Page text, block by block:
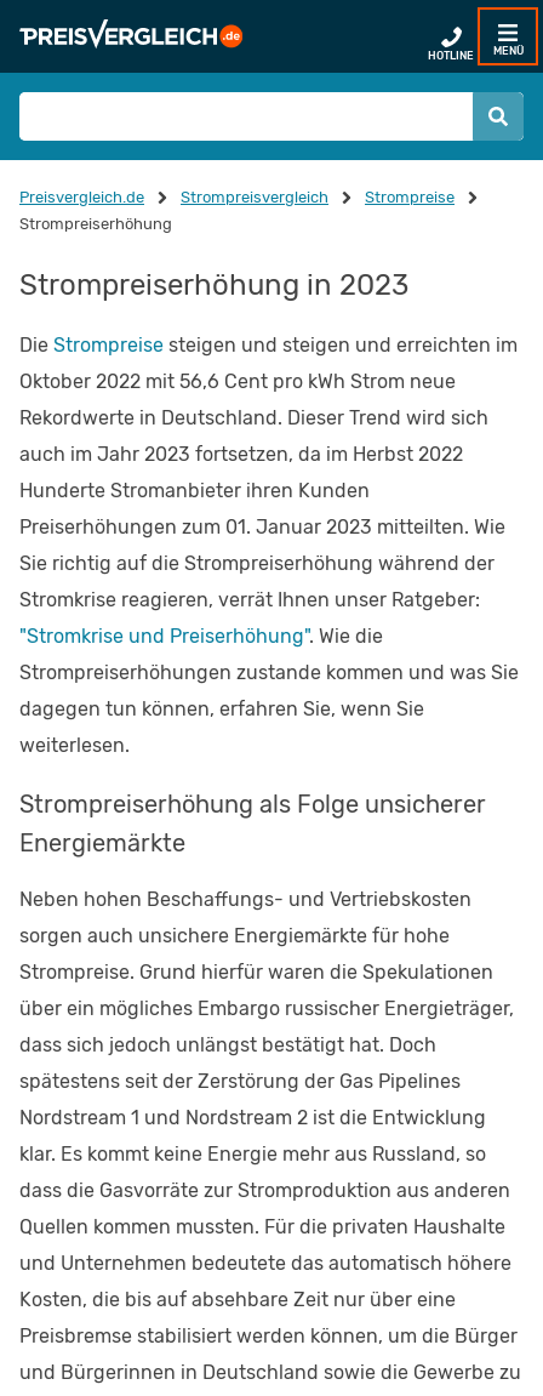
HOTLINE MENÜ
Preisvergleich.de Strompreisvergleich
Strompreise
Strompreiserhöhung
Strompreiserhöhung in 2023
Die Strompreise steigen und steigen und erreichten im
Oktober 2022 mit 56,6 Cent pro kWh Strom neue
Rekordwerte in Deutschland. Dieser Trend wird sich
auch im Jahr 2023 fortsetzen, da im Herbst 2022
Hunderte Stromanbieter ihren Kunden
Preiserhöhungen zum 01. Januar 2023 mitteilten. Wie
Sie richtig auf die Strompreiserhöhung während der
Stromkrise reagieren, verrät Ihnen unser Ratgeber:
"Stromkrise und Preiserhöhung". Wie die
Strompreiserhöhungen zustande kommen und was Sie
dagegen tun können, erfahren Sie, wenn Sie
weiterlesen.
Strompreiserhöhung als Folge unsicherer
Energiemärkte
Neben hohen Beschaffungs- und Vertriebskosten
sorgen auch unsichere Energiemärkte für hohe
Strompreise. Grund hierfür waren die Spekulationen
über ein mögliches Embargo russischer Energieträger,
dass sich jedoch unlängst bestätigt hat. Doch
spätestens seit der Zerstörung der Gas Pipelines
Nordstream 1 und Nordstream 2 ist die Entwicklung
klar. Es kommt keine Energie mehr aus Russland, so
dass die Gasvorräte zur Stromproduktion aus anderen
Quellen kommen mussten. Für die privaten Haushalte
und Unternehmen bedeutete das automatisch höhere
Kosten, die bis auf absehbare Zeit nur über eine
Preisbremse stabilisiert werden können, um die Bürger
und Bürgerinnen in Deutschland sowie die Gewerbe zu